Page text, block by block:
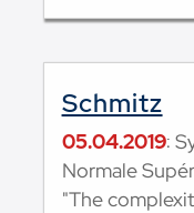
Schmitz
05.04.2019:
Normale
"The